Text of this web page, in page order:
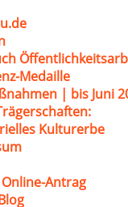
Medaille
| bis Juni
Kulturerbe
Online-Antrag